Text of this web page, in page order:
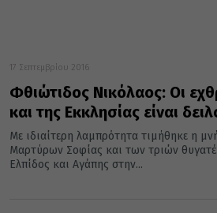
17 Σεπτεμβρίου 2016
Φθιώτιδος Νικόλαος: Οι
και της Εκκλησίας είναι
Με ιδιαίτερη λαμπρότητα τιμήθηκε η
Μαρτύρων Σοφίας και των τριών
Ελπίδος και Αγάπης στην...